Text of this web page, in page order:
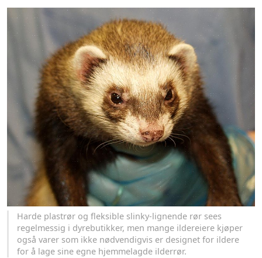
Harde plastrør og fleksible slinky-lignende rør sees
regelmessig i dyrebutikker, men mange ildereiere kjøper
også varer som ikke nødvendigvis er designet for ildere
for å lage sine egne hjemmelagde ilderrør.